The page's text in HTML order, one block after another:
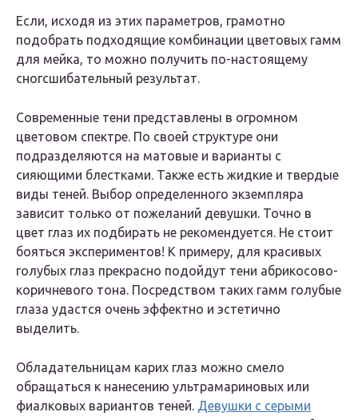
Если, исходя из этих параметров, грамотно
подобрать подходящие комбинации цветовых гамм
для мейка, то можно получить по-настоящему
сногсшибательный результат.
Современные тени представлены в огромном
цветовом спектре. По своей структуре они
подразделяются на матовые и варианты с
сияющими блестками. Также есть жидкие и твердые
виды теней. Выбор определенного экземпляра
зависит только от пожеланий девушки. Точно в
цвет глаз их подбирать не рекомендуется. Не стоит
бояться экспериментов! К примеру, для красивых
голубых глаз прекрасно подойдут тени абрикосово-
коричневого тона. Посредством таких гамм голубые
глаза удастся очень эффектно и эстетично
выделить.
Обладательницам карих глаз можно смело
обращаться к нанесению ультрамариновых или
фиалковых вариантов теней. Девушки с серыми